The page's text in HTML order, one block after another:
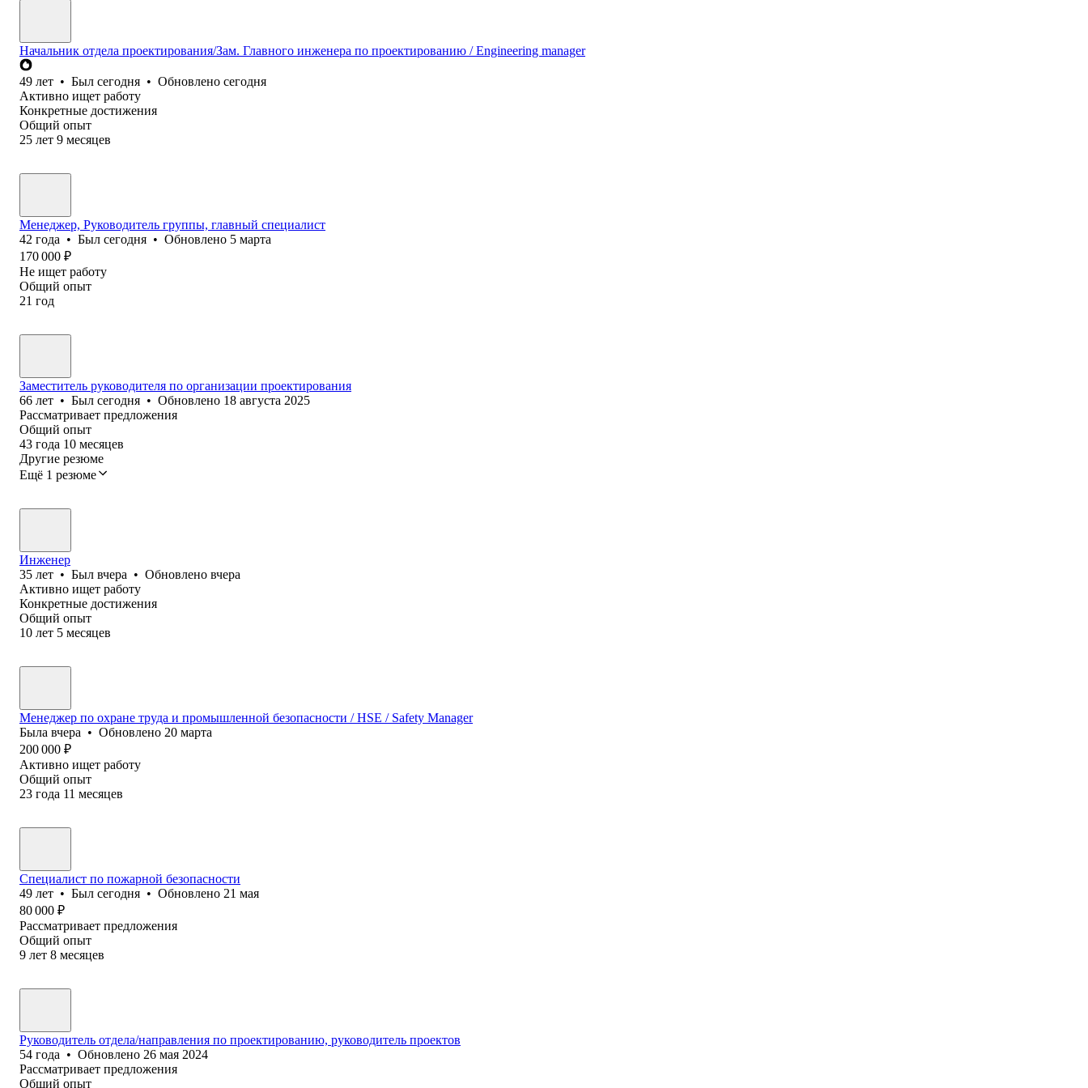
Начальник отдела проектирования/Зам. Главного инженера по проектированию / Engineering manager
49 лет • Был сегодня • Обновлено сегодня
Активно ищет работу
Конкретные достижения
Общий опыт
25 лет 9 месяцев
Менеджер, Руководитель группы, главный специалист
42 года • Был сегодня • Обновлено 5 марта
170 000 ₽
Не ищет работу
Общий опыт
21 год
Заместитель руководителя по организации проектирования
66 лет • Был сегодня • Обновлено 18 августа 2025
Рассматривает предложения
Общий опыт
43 года 10 месяцев
Другие резюме
Ещё 1 резюме
Инженер
35 лет • Был вчера • Обновлено вчера
Активно ищет работу
Конкретные достижения
Общий опыт
10 лет 5 месяцев
Менеджер по охране труда и промышленной безопасности / HSE / Safety Manager
Была вчера • Обновлено 20 марта
200 000 ₽
Активно ищет работу
Общий опыт
23 года 11 месяцев
Специалист по пожарной безопасности
49 лет • Был сегодня • Обновлено 21 мая
80 000 ₽
Рассматривает предложения
Общий опыт
9 лет 8 месяцев
Руководитель отдела/направления по проектированию, руководитель проектов
54 года • Обновлено 26 мая 2024
Рассматривает предложения
Общий опыт